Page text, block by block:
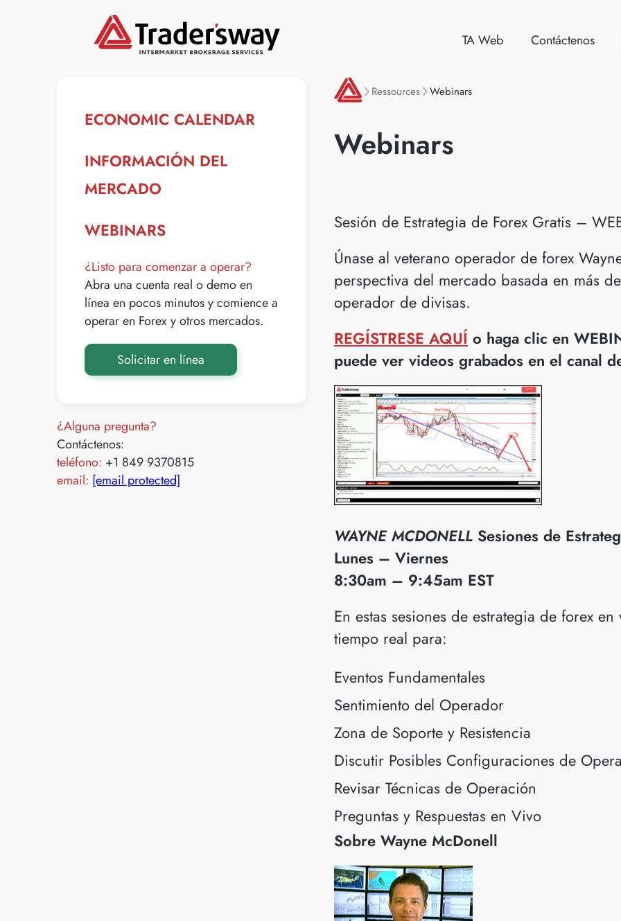
TA Web Contáctenos
ECONOMIC CALENDAR
INFORMACIÓN DEL
MERCADO
WEBINARS
¿Listo para comenzar a operar?
Abra una cuenta real o demo en
línea en pocos minutos y comience a
operar en Forex y otros mercados.
Solicitar en línea
¿Alguna pregunta?
Contáctenos:
teléfono: +1 849 9370815
email: [email protected]
Ressources Webinars
Webinars
Sesión de Estrategia de Forex Gratis –
Únase al veterano operador de forex
perspectiva del mercado basada en más
operador de divisas.
REGÍSTRESE AQUÍ o haga clic en
puede ver videos grabados en el canal
WAYNE MCDONELL Sesiones de
Lunes – Viernes
8:30am – 9:45am EST
​En estas sesiones de estrategia de forex
tiempo real para:
Eventos Fundamentales
Sentimiento del Operador
Zona de Soporte y Resistencia
Discutir Posibles Configuraciones de
Revisar Técnicas de Operación
Preguntas y Respuestas en Vivo
Sobre Wayne McDonell